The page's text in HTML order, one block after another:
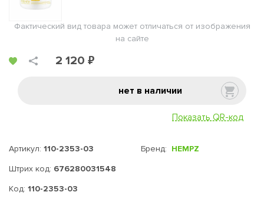
Фактический вид товара может отличаться от изображения
на сайте
2 120 ₽
нет в наличии
Показать QR-код
Артикул: 110-2353-03
Штрих код: 676280031548
Код: 110-2353-03
Бренд: HEMPZ